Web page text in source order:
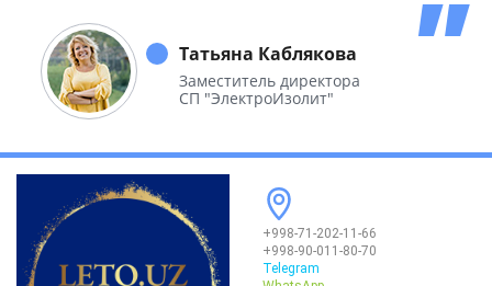
необъятной Родины.
Татьяна Каблякова
Заместитель директора
СП "ЭлектроИзолит"
+998-71-202-11-66
+998-90-011-80-70
Telegram